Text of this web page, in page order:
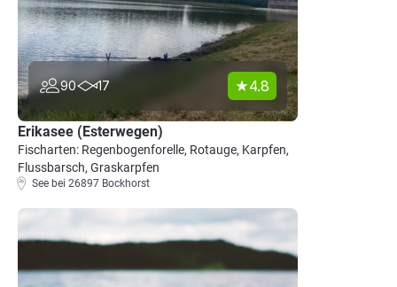
90 17 4.8
Erikasee (Esterwegen)
Fischarten: Regenbogenforelle, Rotauge, Karpfen,
Flussbarsch, Graskarpfen
See bei 26897 Bockhorst